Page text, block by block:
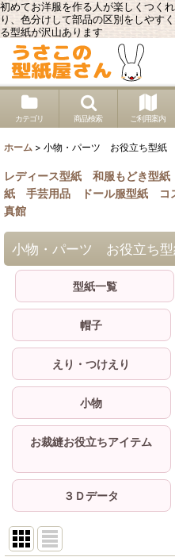
初めてお洋服を作る人が楽しくつく
り、色分けして部品の区別をしやす
る型紙が沢山あります
カテゴリ 商品検索 ご利用案内
ホーム > 小物・パーツ お役立ち型紙
レディース型紙 和服もどき型紙
紙
手芸用品 ドール服型紙 コ
真館
小物・パーツ お役立ち
型紙一覧
帽子
えり・つけえり
小物
お裁縫お役立ちアイテム
３Ｄデータ